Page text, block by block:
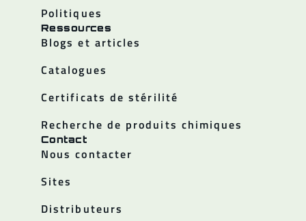
Politiques
Ressources
Blogs et articles
Catalogues
Certificats de stérilité
Recherche de produits chimiques
Contact
Nous contacter
Sites
Distributeurs